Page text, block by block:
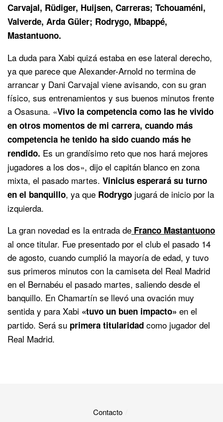
Carvajal, Rüdiger, Huijsen, Carreras; Tchouaméni,
Valverde, Arda Güler; Rodrygo, Mbappé,
Mastantuono.
La duda para Xabi quizá estaba en ese lateral derecho,
ya que parece que Alexander-Arnold no termina de
arrancar y Dani Carvajal viene avisando, con su gran
físico, sus entrenamientos y sus buenos minutos frente
a Osasuna. «Vivo la competencia como las he vivido
en otros momentos de mi carrera, cuando más
competencia he tenido ha sido cuando más he
rendido. Es un grandísimo reto que nos hará mejores
jugadores a los dos», dijo el capitán blanco en zona
mixta, el pasado martes. Vinicius esperará su turno
en el banquillo, ya que Rodrygo jugará de inicio por la
izquierda.
La gran novedad es la entrada de Franco Mastantuono
al once titular. Fue presentado por el club el pasado 14
de agosto, cuando cumplió la mayoría de edad, y tuvo
sus primeros minutos con la camiseta del Real Madrid
en el Bernabéu el pasado martes, saliendo desde el
banquillo. En Chamartín se llevó una ovación muy
sentida y para Xabi «tuvo un buen impacto» en el
partido. Será su primera titularidad como jugador del
Real Madrid.
Contacto